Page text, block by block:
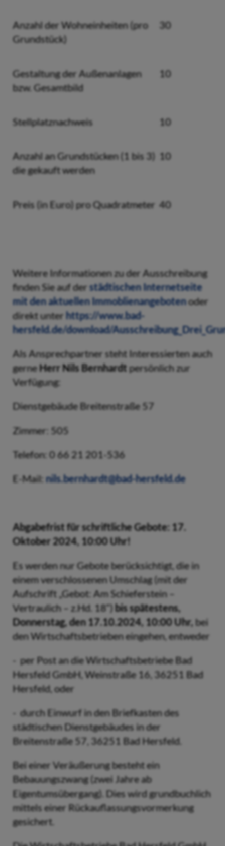
Anzahl der Wohneinheiten (pro
Grundstück)
30
Gestaltung der Außenanlagen
bzw. Gesamtbild
10
Stellplatznachweis 10
Anzahl an Grundstücken (1 bis 3)
die gekauft werden
10
Preis (in Euro) pro Quadratmeter 40
Weitere Informationen zu der Ausschreibung
finden Sie auf der städtischen Internetseite
mit den aktuellen Immoblienangebotenoder
direkt unter https://www.bad-
hersfeld.de/download/
Als Ansprechpartner steht Interessierten auch
gerneHerr Nils Bernhardt persönlich zur
Verfügung:
Dienstgebäude Breitenstraße 57
Zimmer: 505
Telefon: 0 66 21 201-536
E-Mail:nils.bernhardt@bad-hersfeld.de
Abgabefrist für schriftliche Gebote: 17.
Oktober 2024, 10:00 Uhr!
Es werden nur Gebote berücksichtigt, die in
einem verschlossenen Umschlag (mit der
Aufschrift „Gebot: Am Schieferstein –
Vertraulich – z.Hd. 18“) bis spätestens,
Donnerstag, den 17.10.2024, 10:00 Uhr, bei
den Wirtschaftsbetrieben eingehen, entweder
- per Post an die Wirtschaftsbetriebe Bad
Hersfeld GmbH, Weinstraße 16, 36251 Bad
Hersfeld, oder
- durch Einwurf in den Briefkasten des
städtischen Dienstgebäudes in der
Breitenstraße 57, 36251 Bad Hersfeld.
Bei einer Veräußerung besteht ein
Bebauungszwang (zwei Jahre ab
Eigentumsübergang). Dies wird grundbuchlich
mittels einer Rückauflassungsvormerkung
gesichert.